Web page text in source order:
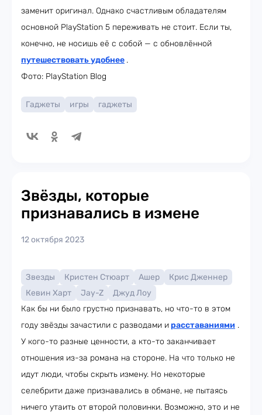
заменит оригинал. Однако счастливым обладателям
основной PlayStation 5 переживать не стоит. Если ты,
конечно, не носишь её с собой — с обновлённой
путешествовать удобнее .
Фото: PlayStation Blog
Гаджеты игры гаджеты
Звёзды, которые
признавались в измене
12 октября 2023
Звезды Кристен Стюарт Ашер
Крис Дженнер
Кевин Харт
Jay-Z
Джуд Лоу
Как бы ни было грустно признавать, но что-то в этом
году звёзды зачастили с разводами ирасставаниями .
У кого-то разные ценности, а кто-то заканчивает
отношения из-за романа на стороне. На что только не
идут люди, чтобы скрыть измену. Но некоторые
селебрити даже признавались в обмане, не пытаясь
ничего утаить от второй половинки. Возможно, это и не